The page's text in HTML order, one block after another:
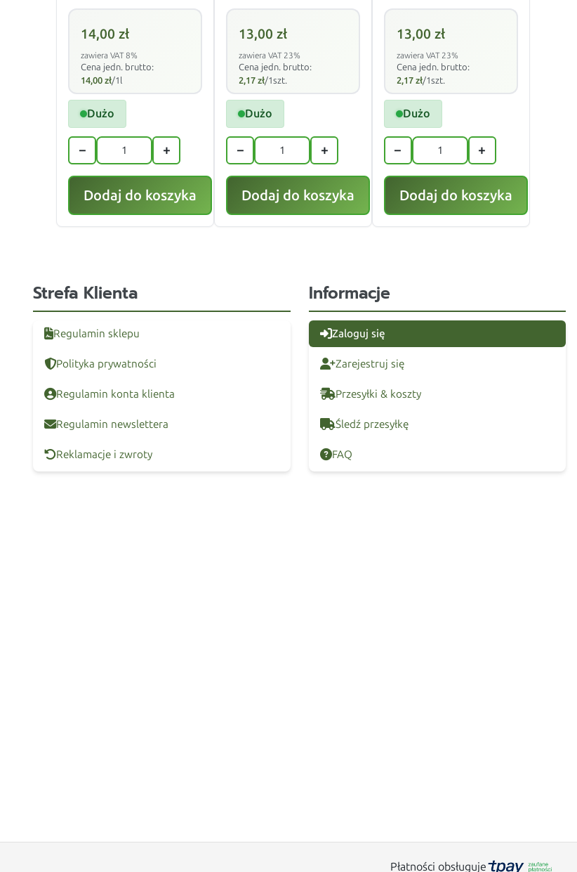
14,00zł
zawiera VAT 8%
Cena jedn. brutto:
14,00zł/1l
Dużo
− +
Dodaj do koszyka
13,00zł
zawiera VAT 23%
Cena jedn. brutto:
2,17zł/1szt.
Dużo
− +
Dodaj do koszyka
13,00 zł
zawiera VAT 23%
Cena jedn. brutto:
2,17 zł/1szt.
Dużo
− +
Dodaj do koszyka
Strefa Klienta
Regulamin sklepu
Polityka prywatności
Regulamin konta klienta
Regulamin newslettera
Reklamacje i zwroty
Informacje
Zaloguj się
Zarejestruj się
Przesyłki & koszty
Śledź przesyłkę
FAQ
Płatności obsługuje